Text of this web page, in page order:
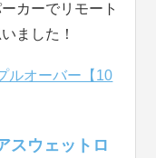
カーでリモート
ました！
ルオーバー【10
スウェットロ